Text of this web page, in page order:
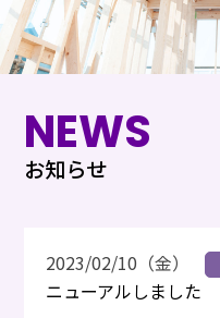
NEWS
お知らせ
2023/02/10（金）
ニューアルしました